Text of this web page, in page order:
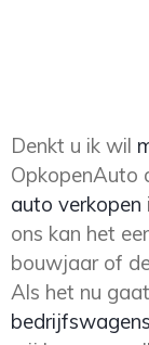
Denkt u ik wil
OpkopenAuto
auto verkopen
ons kan het
bouwjaar of
Als het nu
bedrijfswagens